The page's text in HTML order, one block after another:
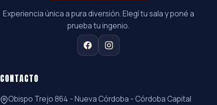
Experiencia única a pura diversión. Elegí tu sala y poné a
prueba tu ingenio.
CONTACTO
Obispo Trejo 864 - Nueva Córdoba - Córdoba Capital